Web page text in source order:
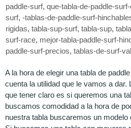
paddle-surf, que-tabla-de-paddle-
surf, -tablas-de-paddle-surf-
rigidas, tabla-sup-surf, tabla-sup,
surf-race, mejor-tabla-paddle-surf-
paddle-surf-precios, tablas-de-surf-
A la hora de elegir una tabla de
cuenta la utilidad que le vamos a dar.
que tener claro es si queremos una
buscamos comodidad a la hora de
nuestra tabla buscaremos un modelo